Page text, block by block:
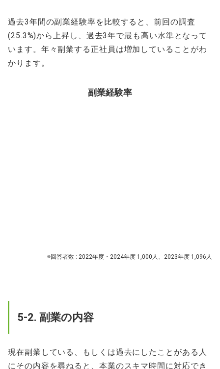
過去3年間の副業経験率を比較すると、前回の調査
(25.3%)から上昇し、過去3年で最も高い水準となって
います。年々副業する正社員は増加していることがわ
かります。
副業経験率
※回答者数 : 2022年度・2024年度 1,000人、2023年度 1,096人
5-2. 副業の内容
現在副業している、もしくは過去にしたことがある人
にその内容を尋ねると、本業のスキマ時間に対応でき